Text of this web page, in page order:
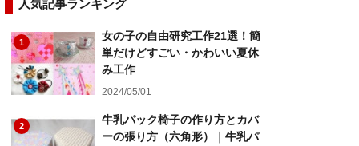
人気記事ランキング
1
女の子の自由研究工作21選！簡
単だけどすごい・かわいい夏休
み工作
2024/05/01
2
牛乳パック椅子の作り方とカバ
ーの張り方（六角形）｜牛乳パ